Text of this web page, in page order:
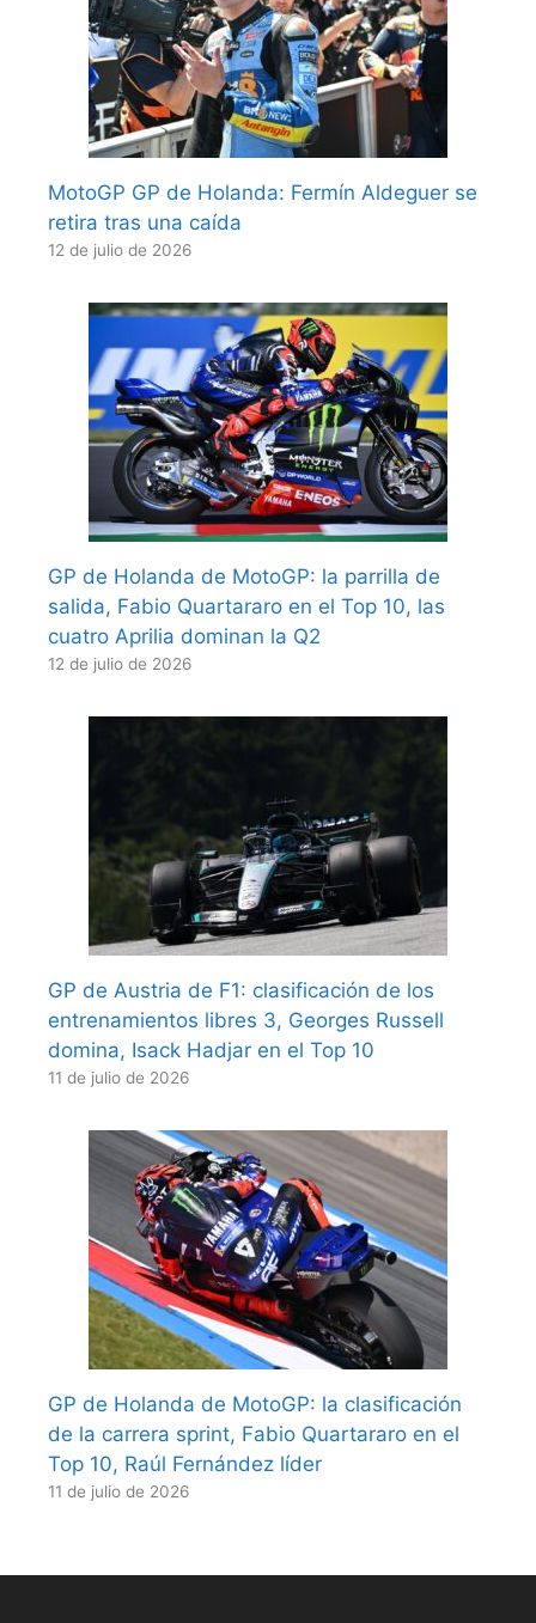
MotoGP GP de Holanda: Fermín Aldeguer se
retira tras una caída
12 de julio de 2026
GP de Holanda de MotoGP: la parrilla de
salida, Fabio Quartararo en el Top 10, las
cuatro Aprilia dominan la Q2
12 de julio de 2026
GP de Austria de F1: clasificación de los
entrenamientos libres 3, Georges Russell
domina, Isack Hadjar en el Top 10
11 de julio de 2026
GP de Holanda de MotoGP: la clasificación
de la carrera sprint, Fabio Quartararo en el
Top 10, Raúl Fernández líder
11 de julio de 2026